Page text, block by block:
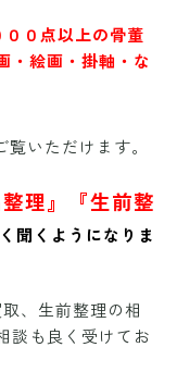
０点以上の骨董
・絵画・掛軸・な
覧いただけます。
整理』『生前整
聞くようになりま
、生前整理の相
談も良く受けてお